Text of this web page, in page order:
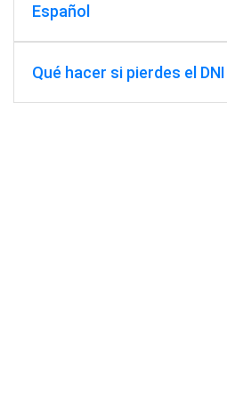
Español
Qué hacer si pierdes el